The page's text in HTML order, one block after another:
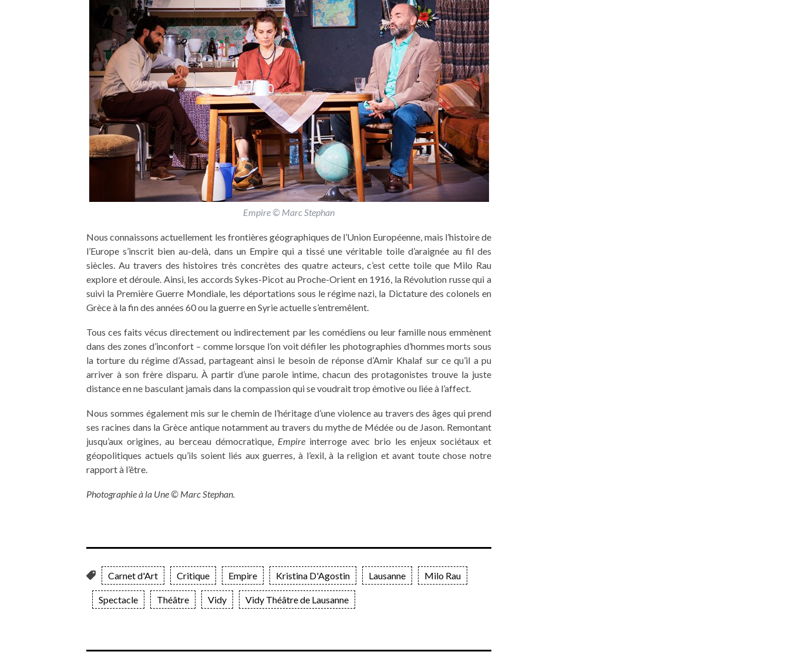
Empire © Marc Stephan
Nous connaissons actuellement les frontières géographiques de l’Union Européenne, mais l’histoire de
l’Europe s’inscrit bien au-delà, dans un Empire qui a tissé une véritable toile d’araignée au fil des
siècles. Au travers des histoires très concrètes des quatre acteurs, c’est cette toile que Milo Rau
explore et déroule. Ainsi, les accords Sykes-Picot au Proche-Orient en 1916, la Révolution russe qui a
suivi la Première Guerre Mondiale, les déportations sous le régime nazi, la Dictature des colonels en
Grèce à la fin des années 60 ou la guerre en Syrie actuelle s’entremêlent.
Tous ces faits vécus directement ou indirectement par les comédiens ou leur famille nous emmènent
dans des zones d’inconfort – comme lorsque l’on voit défiler les photographies d’hommes morts sous
la torture du régime d’Assad, partageant ainsi le besoin de réponse d’Amir Khalaf sur ce qu’il a pu
arriver à son frère disparu. À partir d’une parole intime, chacun des protagonistes trouve la juste
distance en ne basculant jamais dans la compassion qui se voudrait trop émotive ou liée à l’affect.
Nous sommes également mis sur le chemin de l’héritage d’une violence au travers des âges qui prend
ses racines dans la Grèce antique notamment au travers du mythe de Médée ou de Jason. Remontant
jusqu’aux origines, au berceau démocratique, Empire interroge avec brio les enjeux sociétaux et
géopolitiques actuels qu’ils soient liés aux guerres, à l’exil, à la religion et avant toute chose notre
rapport à l’être.
Photographie à la Une © Marc Stephan.
Carnet d'Art Critique Empire Kristina D'Agostin Lausanne Milo Rau
Spectacle Théâtre Vidy Vidy Théâtre de Lausanne